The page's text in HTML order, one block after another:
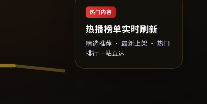
热门内容
热播榜单实时刷新
精选推荐 · 最新上架 · 热门
排行一站直达